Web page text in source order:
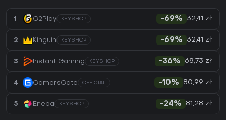
1 G2Play KEYSHOP -69% 32,41 zł
2 Kinguin KEYSHOP -69% 32,41 zł
3 Instant Gaming KEYSHOP -36% 68,73 zł
4 GamersGate OFFICIAL -10% 80,99 zł
5 Eneba KEYSHOP -24% 81,28 zł